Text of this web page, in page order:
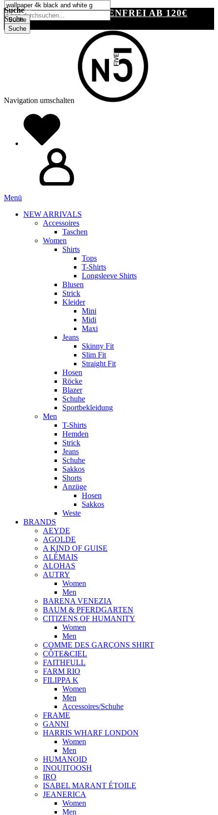
SUCHE
Suche
VERSANDKOSTENFREI AB 120€
Navigation umschalten
Menü
NEW ARRIVALS
Accessoires
Taschen
Women
Shirts
Tops
T-Shirts
Longsleeve Shirts
Blusen
Strick
Kleider
Mini
Midi
Maxi
Jeans
Skinny Fit
Slim Fit
Straight Fit
Hosen
Röcke
Blazer
Schuhe
Sportbekleidung
Men
T-Shirts
Hemden
Strick
Jeans
Schuhe
Sakkos
Shorts
Anzüge
Hosen
Sakkos
Weste
BRANDS
AEYDE
AGOLDE
A KIND OF GUISE
ALÉMAIS
ALOHAS
AUTRY
Women
Men
BARENA VENEZIA
BAUM & PFERDGARTEN
CITIZENS OF HUMANITY
Women
Men
COMME DES GARÇONS SHIRT
CÔTE&CIEL
FAITHFULL
FARM RIO
FILIPPA K
Women
Men
Accessoires/Schuhe
FRAME
GANNI
HARRIS WHARF LONDON
Women
Men
HUMANOID
INOUITOOSH
IRO
ISABEL MARANT ÉTOILE
JEANERICA
Women
Men
Suche
Suche
Suche